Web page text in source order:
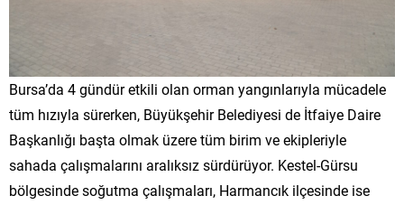
Bursa’da 4 gündür etkili olan orman yangınlarıyla mücadele
tüm hızıyla sürerken, Büyükşehir Belediyesi de İtfaiye Daire
Başkanlığı başta olmak üzere tüm birim ve ekipleriyle
sahada çalışmalarını aralıksız sürdürüyor. Kestel-Gürsu
bölgesinde soğutma çalışmaları, Harmancık ilçesinde ise